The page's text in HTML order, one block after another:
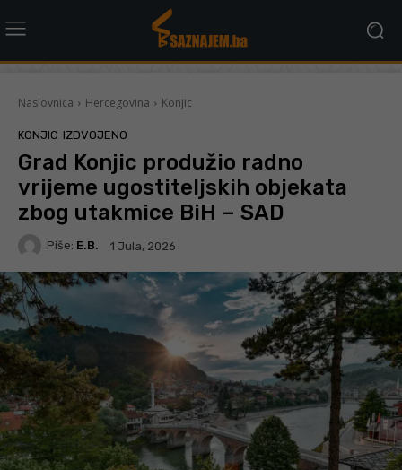
Naslovnica Hercegovina Konjic
KONJIC IZDVOJENO
Grad Konjic produžio radno
vrijeme ugostiteljskih objekata
zbog utakmice BiH – SAD
Piše: E.B. 1 Jula, 2026